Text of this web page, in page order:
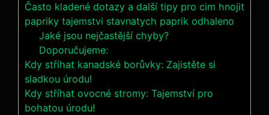
Často kladené dotazy a další tipy pro cim hnojit
papriky tajemstvi stavnatych paprik odhaleno
Jaké jsou nejčastější chyby?
Doporučujeme:
Kdy stříhat kanadské borůvky: Zajistěte si
sladkou úrodu!
Kdy stříhat ovocné stromy: Tajemství pro
bohatou úrodu!